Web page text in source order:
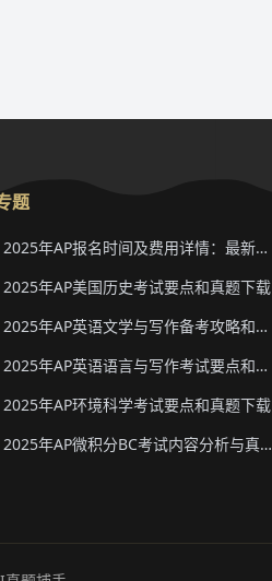
题
2025年AP报名时间及费用详情：最新香港、韩国、新加坡二轮报名信息
2025年AP美国历史考试要点和真题下载
2025年AP英语文学与写作备考攻略和真题下载
2025年AP英语语言与写作考试要点和真题下载
2025年AP环境科学考试要点和真题下载
2025年AP微积分BC考试内容分析与真题下载